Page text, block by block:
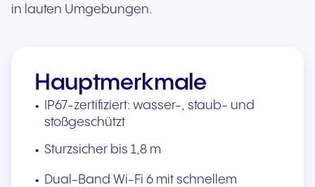
in lauten Umgebungen.
Hauptmerkmale
IP67-zertifiziert: wasser-, staub- und
stoßgeschützt
Sturzsicher bis 1,8 m
Dual-Band Wi-Fi 6 mit schnellem